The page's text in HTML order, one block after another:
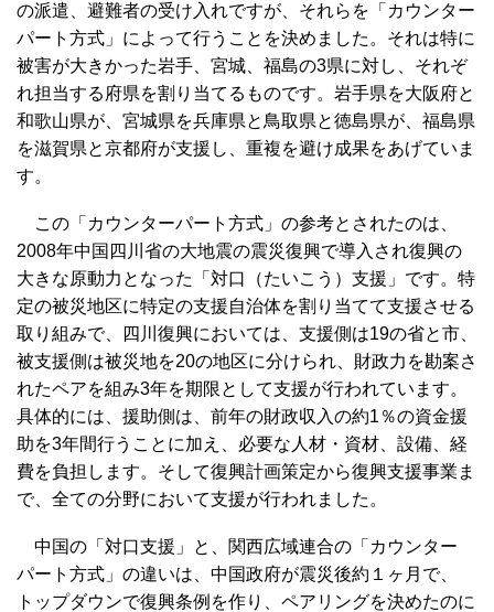
の派遣、避難者の受け入れですが、それらを「カウンター
パート方式」によって行うことを決めました。それは特に
被害が大きかった岩手、宮城、福島の3県に対し、それぞ
れ担当する府県を割り当てるものです。岩手県を大阪府と
和歌山県が、宮城県を兵庫県と鳥取県と徳島県が、福島県
を滋賀県と京都府が支援し、重複を避け成果をあげていま
す。
この「カウンターパート方式」の参考とされたのは、
2008年中国四川省の大地震の震災復興で導入され復興の
大きな原動力となった「対口（たいこう）支援」です。特
定の被災地区に特定の支援自治体を割り当てて支援させる
取り組みで、四川復興においては、支援側は19の省と市、
被支援側は被災地を20の地区に分けられ、財政力を勘案さ
れたペアを組み3年を期限として支援が行われています。
具体的には、援助側は、前年の財政収入の約1％の資金援
助を3年間行うことに加え、必要な人材・資材、設備、経
費を負担します。そして復興計画策定から復興支援事業ま
で、全ての分野において支援が行われました。
中国の「対口支援」と、関西広域連合の「カウンター
パート方式」の違いは、中国政府が震災後約１ヶ月で、
トップダウンで復興条例を作り、ペアリングを決めたのに